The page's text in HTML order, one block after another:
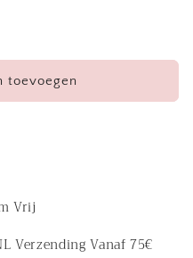
toevoegen
Vrij
Verzending Vanaf 75€